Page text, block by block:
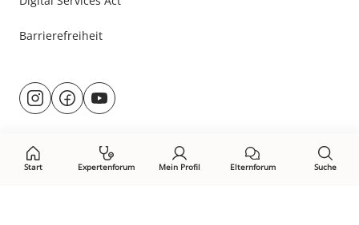
Start Expertenforum Mein Profil Elternforum Suche
Barrierefreiheit
Besuche
uns@rund.ums.baby
facebook.com/rundumsbaby.de
youtube.com/@rundumsbaby_